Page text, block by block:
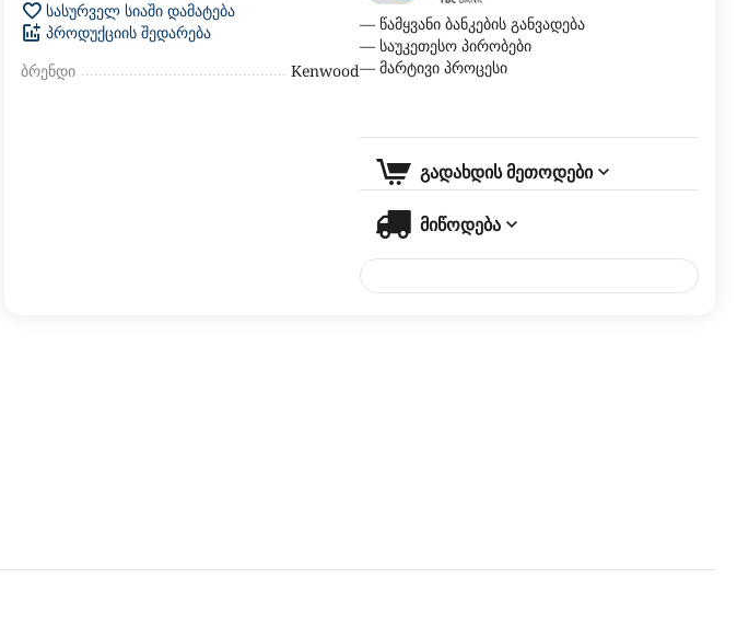
სასურველ სიაში დამატება
პროდუქციის შედარება
ბრენდი Kenwood
— წამყვანი ბანკების განვადება
— საუკეთესო პირობები
— მარტივი პროცესი
გადახდის მეთოდები
მიწოდება